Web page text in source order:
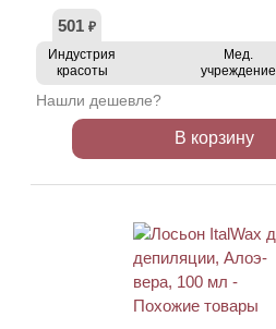
501 ₽
Индустрия
красоты
Мед.
учреждение
Нашли дешевле?
В корзину